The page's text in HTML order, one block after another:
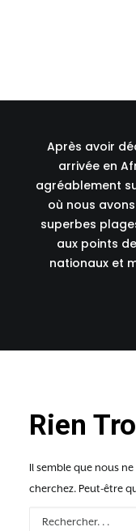
Après avoir
arrivée en
agréablement
où nous
superbes
aux points
nationaux et
Rien
Il semble que nous
cherchez. Peut-être